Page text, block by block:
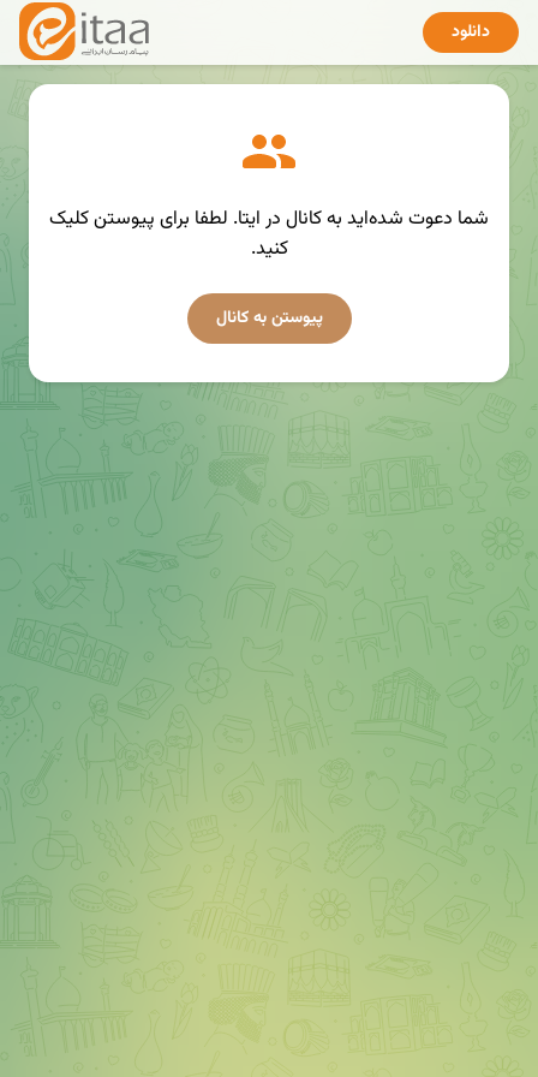
دانلود
شما دعوت شده‌اید به کانال در ایتا. لطفا برای پیوستن کلیک
کنید.
پیوستن به کانال